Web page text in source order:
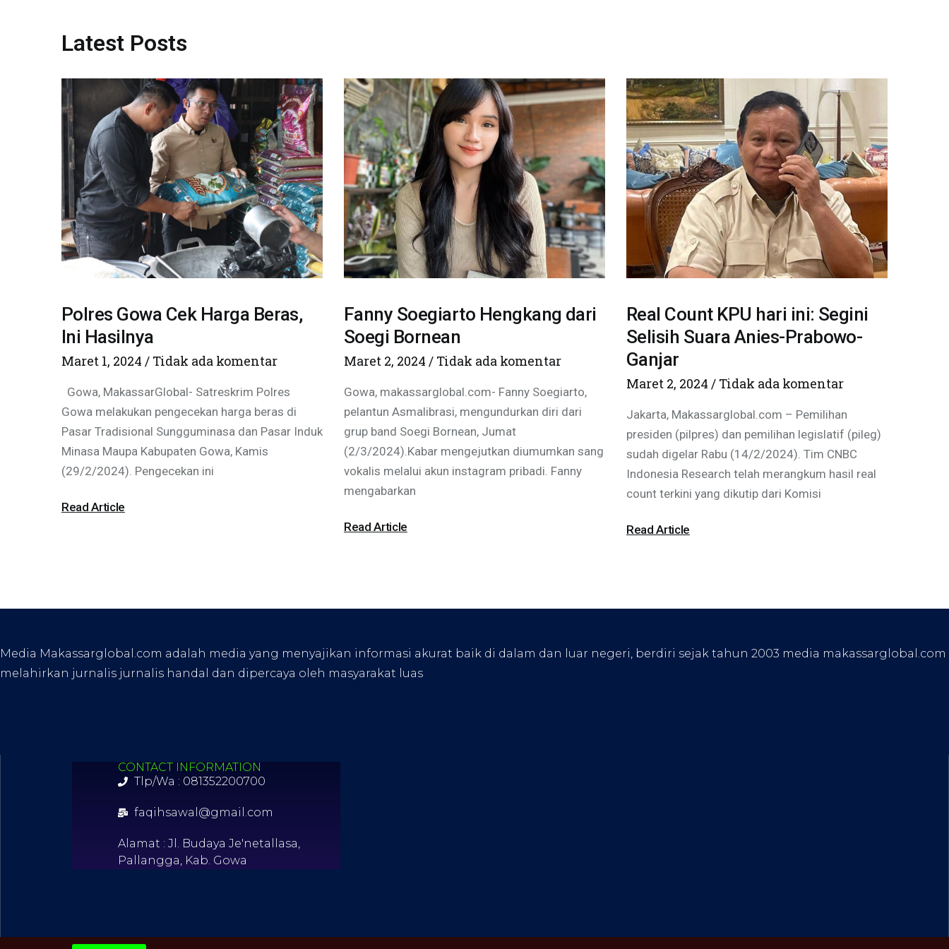
Latest Posts
Polres Gowa Cek Harga Beras,
Ini Hasilnya
Maret 1, 2024 Tidak ada komentar
Gowa, MakassarGlobal- Satreskrim Polres
Gowa melakukan pengecekan harga beras di
Pasar Tradisional Sungguminasa dan Pasar Induk
Minasa Maupa Kabupaten Gowa, Kamis
(29/2/2024). Pengecekan ini
Read Article
Fanny Soegiarto Hengkang dari
Soegi Bornean
Maret 2, 2024 Tidak ada komentar
Gowa, makassarglobal.com- Fanny Soegiarto,
pelantun Asmalibrasi, mengundurkan diri dari
grup band Soegi Bornean, Jumat
(2/3/2024).Kabar mengejutkan diumumkan sang
vokalis melalui akun instagram pribadi. Fanny
mengabarkan
Read Article
Real Count KPU hari ini: Segini
Selisih Suara Anies-Prabowo-
Ganjar
Maret 2, 2024 Tidak ada komentar
Jakarta, Makassarglobal.com – Pemilihan
presiden (pilpres) dan pemilihan legislatif (pileg)
sudah digelar Rabu (14/2/2024). Tim CNBC
Indonesia Research telah merangkum hasil real
count terkini yang dikutip dari Komisi
Read Article
Media Makassarglobal.com adalah media yang menyajikan informasi akurat baik di dalam dan luar negeri, berdiri sejak tahun 2003 media makassarglobal.com
melahirkan jurnalis jurnalis handal dan dipercaya oleh masyarakat luas
CONTACT INFORMATION
Tlp/Wa : 081352200700
faqihsawal@gmail.com
Alamat : Jl. Budaya Je'netallasa,
Pallangga, Kab. Gowa